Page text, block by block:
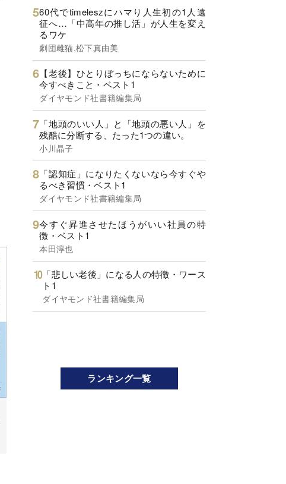
60代でtimeleszにハマり人生初の1人遠
征へ…「中高年の推し活」が人生を変え
るワケ
劇団雌猫,松下真由美
【老後】ひとりぼっちにならないために
今すべきこと・ベスト1
ダイヤモンド社書籍編集局
「地頭のいい人」と「地頭の悪い人」を
残酷に分断する、たった1つの違い。
小川晶子
「認知症」になりたくないなら今すぐや
るべき習慣・ベスト1
ダイヤモンド社書籍編集局
今すぐ昇進させたほうがいい社員の特
徴・ベスト1
本田淳也
「悲しい老後」になる人の特徴・ワース
ト1
ダイヤモンド社書籍編集局
ランキング一覧